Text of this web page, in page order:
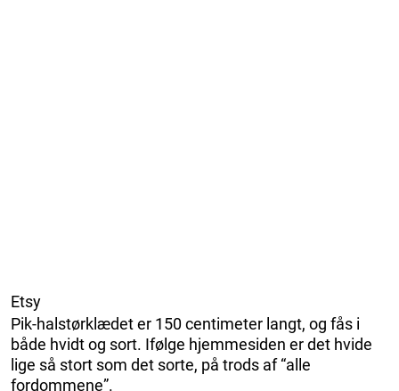
Etsy
Pik-halstørklædet er 150 centimeter langt, og fås i
både hvidt og sort. Ifølge hjemmesiden er det hvide
lige så stort som det sorte, på trods af “alle
fordommene”.